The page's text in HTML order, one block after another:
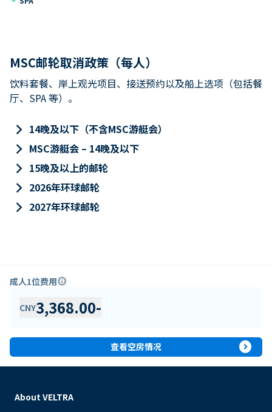
MSC邮轮取消政策（每人）
饮料套餐、岸上观光项目、接送预约以及船上选项（包括餐
厅、SPA 等）。
keyboard_arrow_right 14晚及以下（不含MSC游艇会）
keyboard_arrow_right MSC游艇会 – 14晚及以下
keyboard_arrow_right 15晚及以上的邮轮
keyboard_arrow_right 2026年环球邮轮
keyboard_arrow_right 2027年环球邮轮
成人1位费用info
CNY3,368.00-
查看空房情况 expand_circle_right
About VELTRA